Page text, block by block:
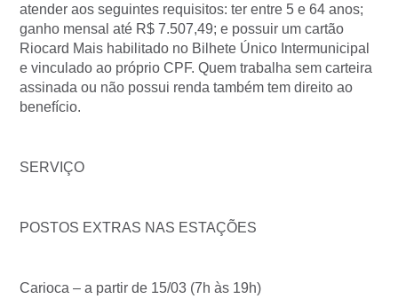
atender aos seguintes requisitos: ter entre 5 e 64 anos;
ganho mensal até R$ 7.507,49; e possuir um cartão
Riocard Mais habilitado no Bilhete Único Intermunicipal
e vinculado ao próprio CPF. Quem trabalha sem carteira
assinada ou não possui renda também tem direito ao
benefício.
SERVIÇO
POSTOS EXTRAS NAS ESTAÇÕES
Carioca – a partir de 15/03 (7h às 19h)